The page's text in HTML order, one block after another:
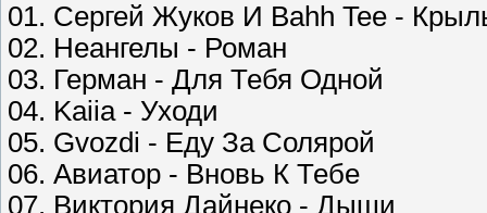
01. Сергей Жуков И Bahh Tee -
02. Неангелы - Роман
03. Герман - Для Тебя Одной
04. Kaiia - Уходи
05. Gvozdi - Еду За Солярой
06. Авиатор - Вновь К Тебе
07. Виктория Дайнеко - Дыши